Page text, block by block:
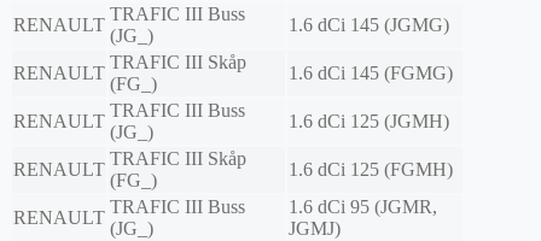
RENAULT
TRAFIC III Buss
(JG_)
1.6 dCi 145 (JGMG)
RENAULT
TRAFIC III Skåp
(FG_)
1.6 dCi 145 (FGMG)
RENAULT
TRAFIC III Buss
(JG_)
1.6 dCi 125 (JGMH)
RENAULT
TRAFIC III Skåp
(FG_)
1.6 dCi 125 (FGMH)
RENAULT
TRAFIC III Buss
(JG_)
1.6 dCi 95 (JGMR,
JGMJ)